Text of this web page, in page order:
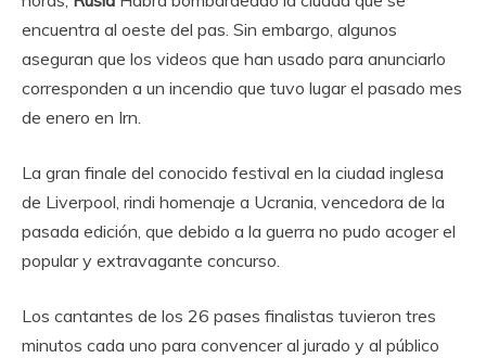
encuentra al oeste del pas. Sin embargo, algunos
aseguran que los videos que han usado para anunciarlo
corresponden a un incendio que tuvo lugar el pasado mes
de enero en Irn.
La gran finale del conocido festival en la ciudad inglesa
de Liverpool, rindi homenaje a Ucrania, vencedora de la
pasada edición, que debido a la guerra no pudo acoger el
popular y extravagante concurso.
Los cantantes de los 26 pases finalistas tuvieron tres
minutos cada uno para convencer al jurado y al público